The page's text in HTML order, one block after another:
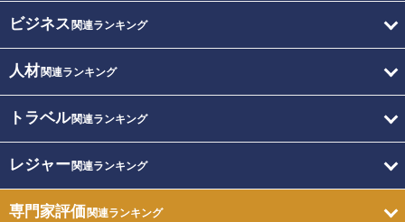
ビジネス 関連ランキング
人材関連ランキング
トラベル関連ランキング
レジャー関連ランキング
専門家評価関連ランキング